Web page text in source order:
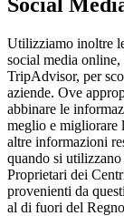
Utilizziamo inoltre
social media
TripAdvisor, per
aziende. Ove
abbinare le
meglio e migliorare
altre informazioni
quando si
Proprietari dei
provenienti da
al di fuori del